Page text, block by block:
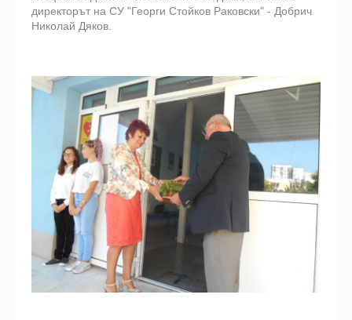
директорът на СУ "Георги Стойков Раковски" - Добрич
Николай Дяков.